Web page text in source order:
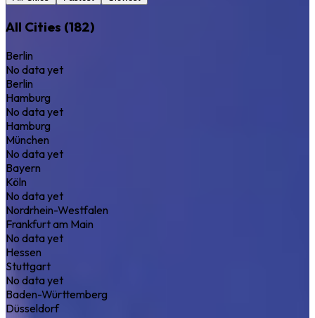
All Cities (182)
Berlin
No data yet
Berlin
Hamburg
No data yet
Hamburg
München
No data yet
Bayern
Köln
No data yet
Nordrhein-Westfalen
Frankfurt am Main
No data yet
Hessen
Stuttgart
No data yet
Baden-Württemberg
Düsseldorf